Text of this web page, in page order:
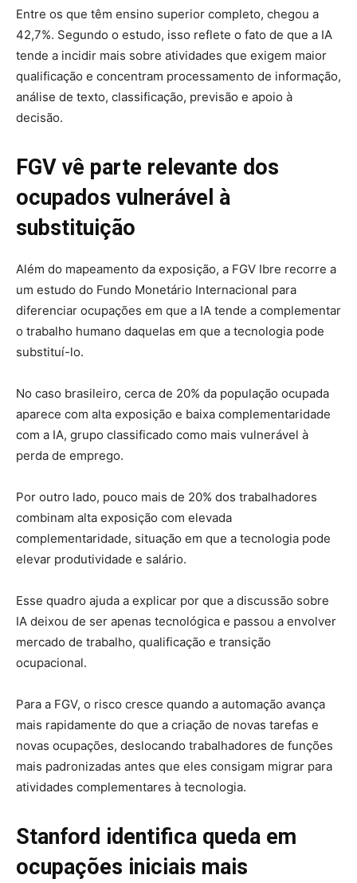
Entre os que têm ensino superior completo, chegou a
42,7%. Segundo o estudo, isso reflete o fato de que a IA
tende a incidir mais sobre atividades que exigem maior
qualificação e concentram processamento de informação,
análise de texto, classificação, previsão e apoio à
decisão.
FGV vê parte relevante dos
ocupados vulnerável à
substituição
Além do mapeamento da exposição, a FGV Ibre recorre a
um estudo do Fundo Monetário Internacional para
diferenciar ocupações em que a IA tende a complementar
o trabalho humano daquelas em que a tecnologia pode
substituí-lo.
No caso brasileiro, cerca de 20% da população ocupada
aparece com alta exposição e baixa complementaridade
com a IA, grupo classificado como mais vulnerável à
perda de emprego.
Por outro lado, pouco mais de 20% dos trabalhadores
combinam alta exposição com elevada
complementaridade, situação em que a tecnologia pode
elevar produtividade e salário.
Esse quadro ajuda a explicar por que a discussão sobre
IA deixou de ser apenas tecnológica e passou a envolver
mercado de trabalho, qualificação e transição
ocupacional.
Para a FGV, o risco cresce quando a automação avança
mais rapidamente do que a criação de novas tarefas e
novas ocupações, deslocando trabalhadores de funções
mais padronizadas antes que eles consigam migrar para
atividades complementares à tecnologia.
Stanford identifica queda em
ocupações iniciais mais